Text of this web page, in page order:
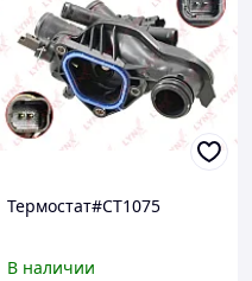
Термостат#CT1075
В наличии